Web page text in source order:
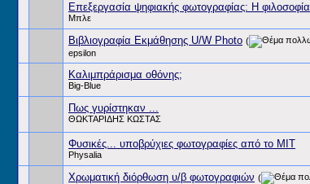
Επεξεργασία ψηφιακής φωτογραφίας: Η φιλοσοφία
Μπλε
Βιβλιογραφία Εκμάθησης U/W Photo (
epsilon
Καλιμπράρισμα οθόνης;
Big-Blue
Πως γυρίστηκαν ...
ΘΩΚΤΑΡΙΔΗΣ ΚΩΣΤΑΣ
Φυσικές... υποβρύχιες φωτογραφίες από το ΜΙΤ
Physalia
Χρωματική διόρθωση υ/β φωτογραφιών (